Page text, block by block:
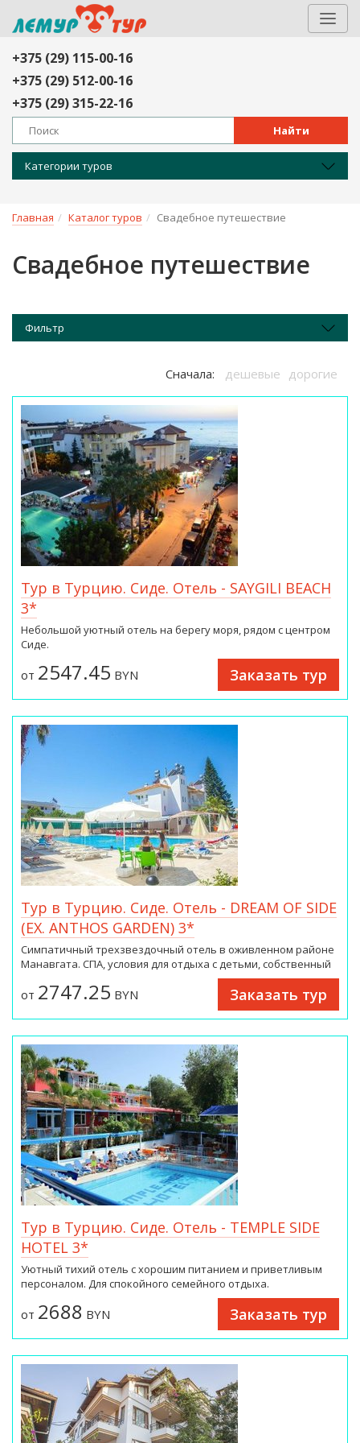
+375 (29) 115-00-16
+375 (29) 512-00-16
+375 (29) 315-22-16
Найти
Категории туров
Главная Каталог туров Свадебное путешествие
Свадебное путешествие
Фильтр
Сначала: дешевые дорогие
Tур в Турцию. Сиде. Отель - SAYGILI BEACH
3*
Небольшой уютный отель на берегу моря, рядом с центром
Сиде.
от 2547.45 BYN Заказать тур
Tур в Турцию. Сиде. Отель - DREAM OF SIDE
(EX. ANTHOS GARDEN) 3*
Симпатичный трехзвездочный отель в оживленном районе
Манавгата. СПА, условия для отдыха с детьми, собственный
участок пляжа, сервис на среднем уровне. Хороший вариант
для пляжного отдыха с небольшими затратами.
от 2747.25 BYN Заказать тур
Тур в Турцию. Сиде. Отель - TEMPLE SIDE
HOTEL 3*
Уютный тихий отель с хорошим питанием и приветливым
персоналом. Для спокойного семейного отдыха.
от 2688 BYN Заказать тур